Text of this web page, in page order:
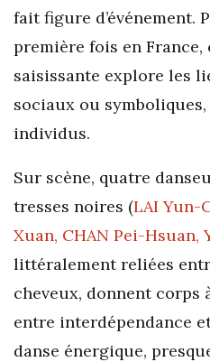
fait figure d’événement.
première fois en
saisissante explore les
sociaux ou
individus.
Sur scène, quatre
tresses noires (LAI Yun-
Xuan, CHAN Pei-Hsuan,
littéralement reliées
cheveux, donnent corps
entre interdépendance
danse énergique,